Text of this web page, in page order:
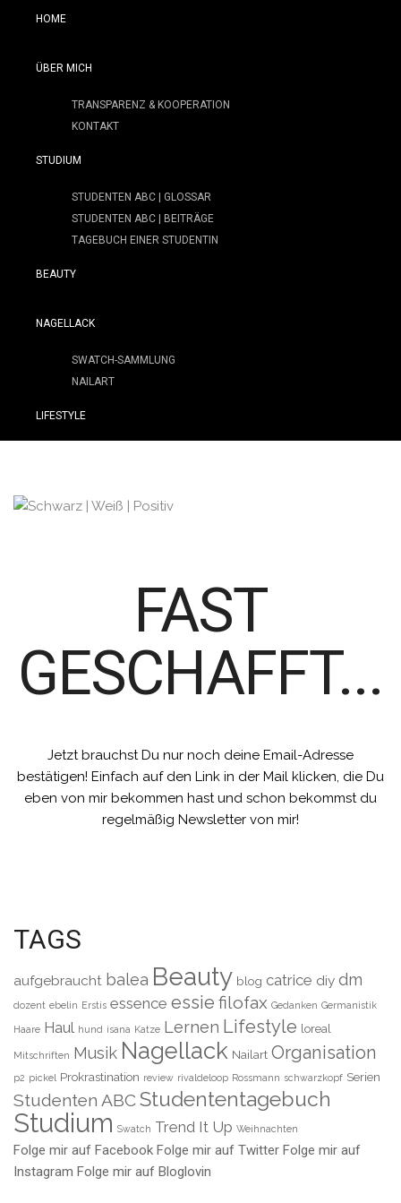
HOME
ÜBER MICH
TRANSPARENZ & KOOPERATION
KONTAKT
STUDIUM
STUDENTEN ABC | GLOSSAR
STUDENTEN ABC | BEITRÄGE
TAGEBUCH EINER STUDENTIN
BEAUTY
NAGELLACK
SWATCH-SAMMLUNG
NAILART
LIFESTYLE
FAST
GESCHAFFT...
Jetzt brauchst Du nur noch deine Email-Adresse
bestätigen! Einfach auf den Link in der Mail klicken, die Du
eben von mir bekommen hast und schon bekommst du
regelmäßig Newsletter von mir!
TAGS
aufgebraucht balea Beauty blog catrice diy dm
dozent ebelin Erstis essence essie filofax Gedanken Germanistik
Haare Haul hund isana Katze Lernen Lifestyle loreal
Mitschriften Musik Nagellack Nailart Organisation
p2 pickel Prokrastination review rivaldeloop Rossmann schwarzkopf Serien
Studenten ABCStudententagebuch
Studium Swatch Trend It Up Weihnachten
Folge mir auf Facebook Folge mir auf Twitter Folge mir auf
Instagram Folge mir auf Bloglovin